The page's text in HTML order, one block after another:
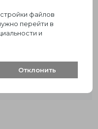
файлов
перейти в
и
Отклонить